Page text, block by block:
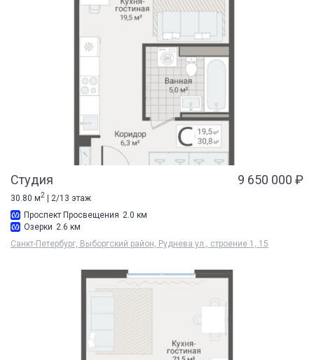
Студия 9 650 000 ₽
30.80 м2 | 2/13 этаж
Проспект Просвещения 2.0 км
Озерки 2.6 км
Санкт-Петербург, Выборгский район, Руднева ул., строение 1, 15